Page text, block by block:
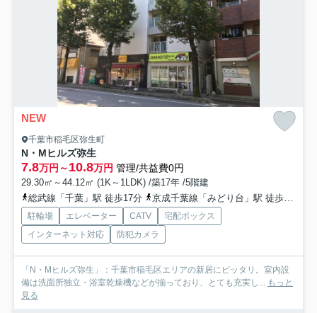
NEW
千葉市稲毛区弥生町
N・Mヒルズ弥生
7.8万円～10.8万円 管理/共益費0円
29.30㎡～44.12㎡ (1K～1LDK) /築17年 /5階建
総武線「千葉」駅 徒歩17分
京成千葉線「みどり台」駅 徒歩9分
駐輪場 エレベーター CATV
宅配ボックス
インターネット対応
防犯カメラ
「N・Mヒルズ弥生」：千葉市稲毛区エリアの新居にピッタリ。室内設
備は洗面所独立・浴室乾燥機などが揃っており、とても充実し... もっと
見る